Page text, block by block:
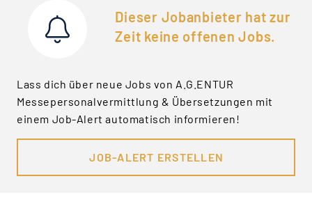
Dieser Jobanbieter hat zur
Zeit keine offenen Jobs.
Lass dich über neue Jobs von A.G.ENTUR
Messepersonalvermittlung & Übersetzungen mit
einem Job-Alert automatisch informieren!
JOB-ALERT ERSTELLEN